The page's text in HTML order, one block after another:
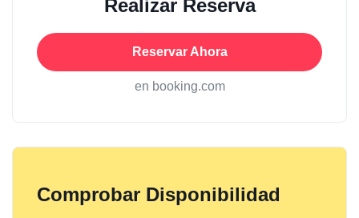
Realizar Reserva
Reservar Ahora
en booking.com
Comprobar Disponibilidad